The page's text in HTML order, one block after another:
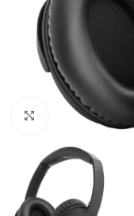
Click to enlarge